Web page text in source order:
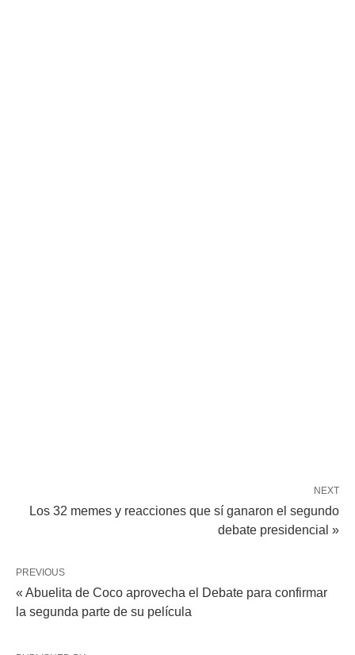
NEXT
Los 32 memes y reacciones que sí ganaron el segundo
debate presidencial »
PREVIOUS
« Abuelita de Coco aprovecha el Debate para confirmar
la segunda parte de su película